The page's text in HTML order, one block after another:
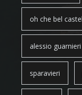
oh che bel
alessio guarnieri
sparavieri